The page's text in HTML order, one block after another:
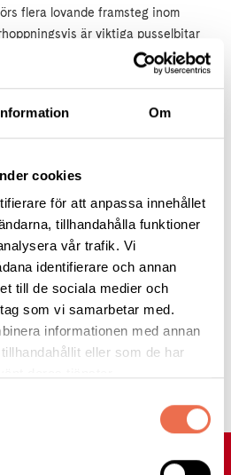
Om
cookies
för att anpassa innehållet
tillhandahålla funktioner
vår trafik. Vi
identifierare och annan
till de sociala medier och
som vi samarbetar med.
informationen med annan
eller som de har
flera lovande framsteg inom
är viktiga pusselbitar
Hälsa